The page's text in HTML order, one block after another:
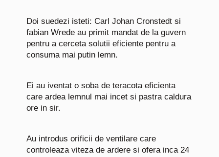
Doi suedezi isteti: Carl Johan Cronstedt si
fabian Wrede au primit mandat de la guvern
pentru a cerceta solutii eficiente pentru a
consuma mai putin lemn.
Ei au iventat o soba de teracota eficienta
care ardea lemnul mai incet si pastra caldura
ore in sir.
Au introdus orificii de ventilare care
controleaza viteza de ardere si ofera inca 24